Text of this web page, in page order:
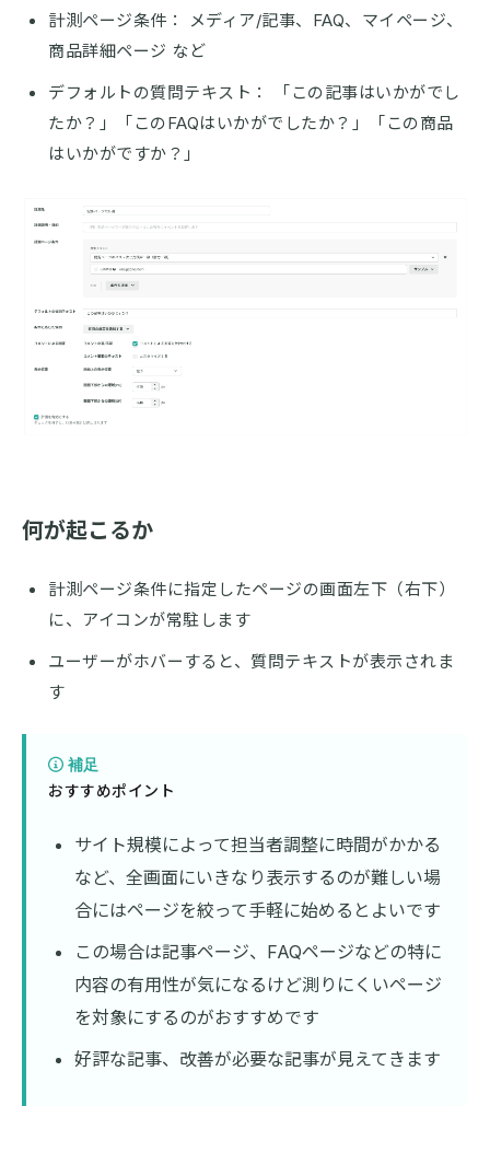
計測ページ条件： メディア/記事、FAQ、マイページ、
商品詳細ページ など
デフォルトの質問テキスト： 「この記事はいかがでし
たか？」「このFAQはいかがでしたか？」「この商品
はいかがですか？」
何が起こるか
計測ページ条件に指定したページの画面左下（右下）
に、アイコンが常駐します
ユーザーがホバーすると、質問テキストが表示されま
す
補足
おすすめポイント
サイト規模によって担当者調整に時間がかかる
など、全画面にいきなり表示するのが難しい場
合にはページを絞って手軽に始めるとよいです
この場合は記事ページ、FAQページなどの特に
内容の有用性が気になるけど測りにくいページ
を対象にするのがおすすめです
好評な記事、改善が必要な記事が見えてきます